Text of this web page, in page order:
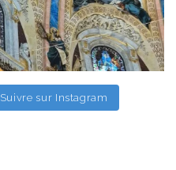
Suivre sur Instagram